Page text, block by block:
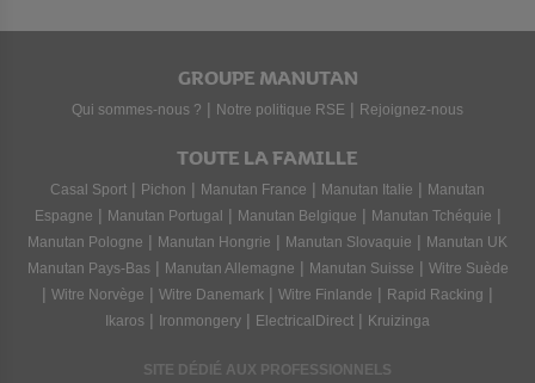
GROUPE MANUTAN
Qui sommes-nous ? | Notre politique RSE | Rejoignez-nous
TOUTE LA FAMILLE
Casal Sport | Pichon | Manutan France | Manutan Italie | Manutan
Espagne | Manutan Portugal | Manutan Belgique | Manutan Tchéquie |
Manutan Pologne | Manutan Hongrie | Manutan Slovaquie | Manutan UK
Manutan Pays-Bas | Manutan Allemagne | Manutan Suisse | Witre Suède
| Witre Norvège | Witre Danemark | Witre Finlande | Rapid Racking |
Ikaros | Ironmongery | ElectricalDirect | Kruizinga
SITE DÉDIÉ AUX PROFESSIONNELS